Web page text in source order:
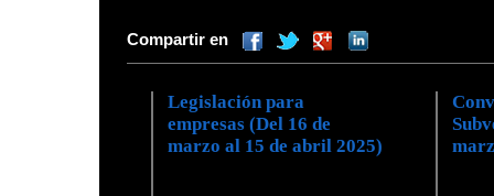
Compartir en
Legislación para
empresas (Del 16 de
marzo al 15 de abril 2025)